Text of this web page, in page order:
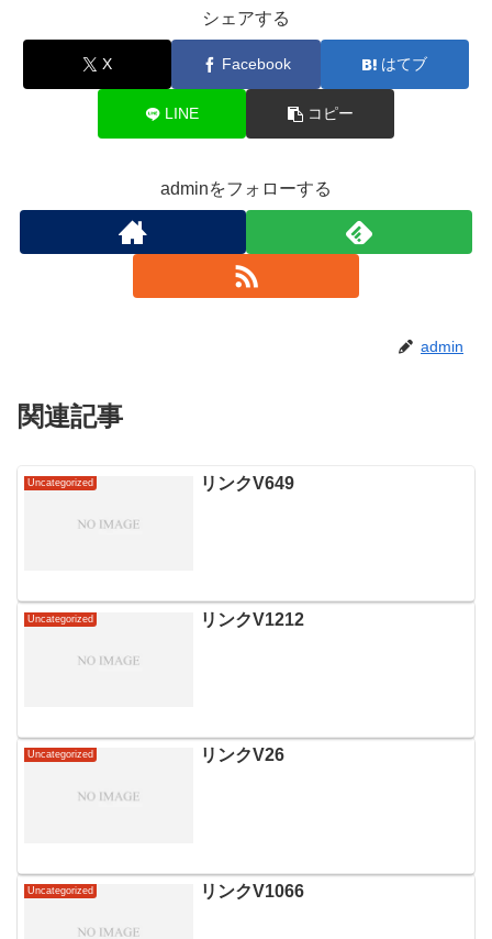
シェアする
X Facebook はてブ
LINE コピー
adminをフォローする
admin
関連記事
Uncategorized リンクV649
Uncategorized リンクV1212
Uncategorized リンクV26
Uncategorized リンクV1066